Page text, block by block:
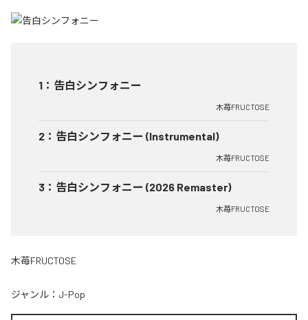
1 ： 告白シンフォニー
木苺FRUCTOSE
2 ： 告白シンフォニー (Instrumental)
木苺FRUCTOSE
3 ： 告白シンフォニー (2026 Remaster)
木苺FRUCTOSE
木苺FRUCTOSE
ジャンル： J-Pop